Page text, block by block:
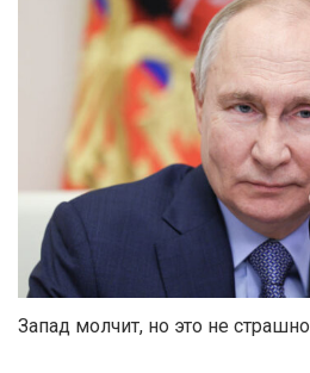
Запад молчит, но это не страшно